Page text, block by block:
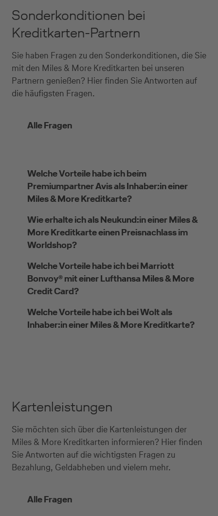
Sonderkonditionen bei
Kreditkarten-Partnern
Sie haben Fragen zu den Sonderkonditionen, die Sie
mit den Miles & More Kreditkarten bei unseren
Partnern genießen? Hier finden Sie Antworten auf
die häufigsten Fragen.
Alle Fragen
Welche Vorteile habe ich beim
Premiumpartner Avis als Inhaber:in einer
Miles & More Kreditkarte?
Wie erhalte ich als Neukund:in einer Miles &
More Kreditkarte einen Preisnachlass im
Worldshop?
Welche Vorteile habe ich bei Marriott
Bonvoy® mit einer Lufthansa Miles & More
Credit Card?
Welche Vorteile habe ich bei Wolt als
Inhaber:in einer Miles & More Kreditkarte?
Kartenleistungen
Sie möchten sich über die Kartenleistungen der
Miles & More Kreditkarten informieren? Hier finden
Sie Antworten auf die wichtigsten Fragen zu
Bezahlung, Geldabheben und vielem mehr.
Alle Fragen